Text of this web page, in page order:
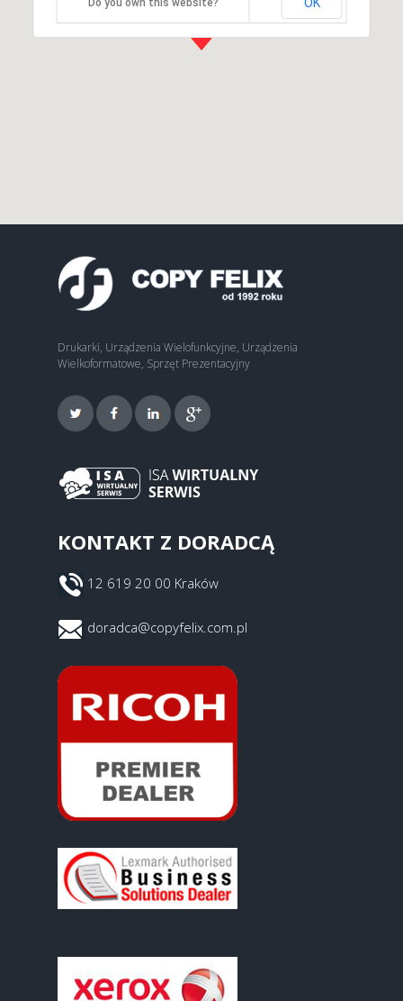
Drukarki, Urządzenia Wielofunkcyjne, Urządzenia
Wielkoformatowe, Sprzęt Prezentacyjny
KONTAKT Z DORADCĄ
12 619 20 00 Kraków
doradca@copyfelix.com.pl